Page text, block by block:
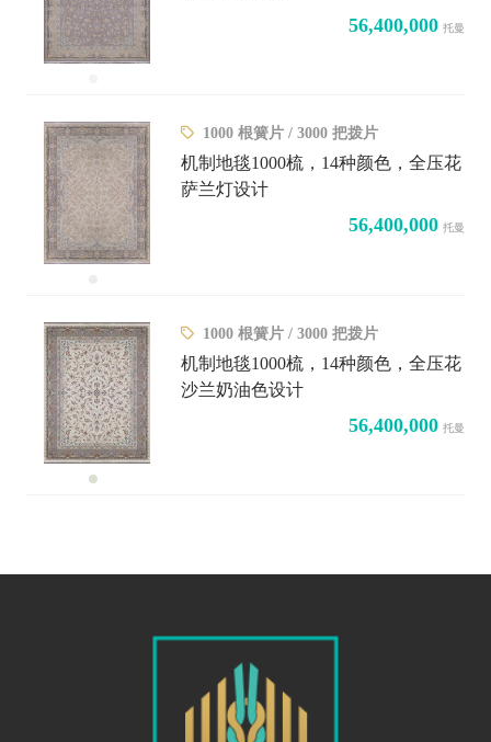
56,400,000 托曼
1000 根簧片 / 3000 把拨片
机制地毯1000梳，14种颜色，全压花
萨兰灯设计
56,400,000 托曼
1000 根簧片 / 3000 把拨片
机制地毯1000梳，14种颜色，全压花
沙兰奶油色设计
56,400,000 托曼